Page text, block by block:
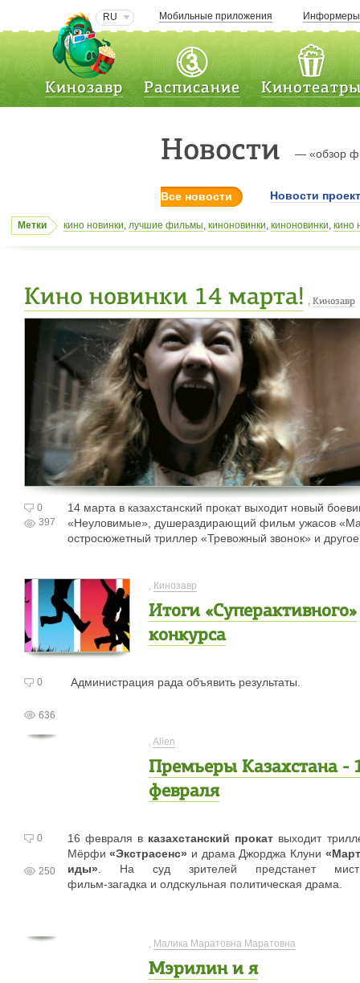
RU Мобильные приложения Информеры
Кинозавр Расписание
Новости — «обзор
Все новости Новости
Метки кино новинки, лучшие фильмы, киноновинки, киноновинки, кино
гельермо дель торо,Трансцендентность,премьеры,тачка №19,
Кино новинки 14 марта! , Кинозавр
0
397
14 марта в казахстанский прокат выходит новый
«Неуловимые», душераздирающий фильм ужасов
остросюжетный триллер «Тревожный звонок» и
, Кинозавр
Итоги «Суперактивного»
конкурса
0
636
Администрация рада объявить результаты.
, Alien
Премьеры Казахстана -
февраля
0
250
16 февраля в казахстанский прокат выходит
Мёрфи«Экстрасенс» и драма Джорджа Клуни
иды» . На суд зрителей предстанет
фильм-загадка и олдскульная политическая драма.
, Малика Маратовна Маратовна
Мэрилин и я